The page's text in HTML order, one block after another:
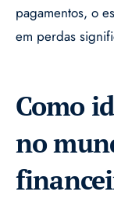
pagamentos, o
em perdas
Como
no